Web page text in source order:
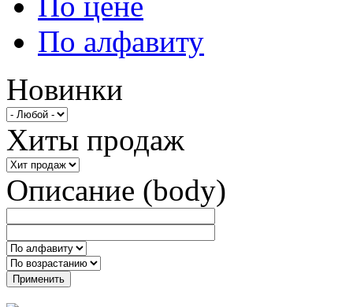
По алфавиту
Новинки
Хиты продаж
Описание (body)
Применить